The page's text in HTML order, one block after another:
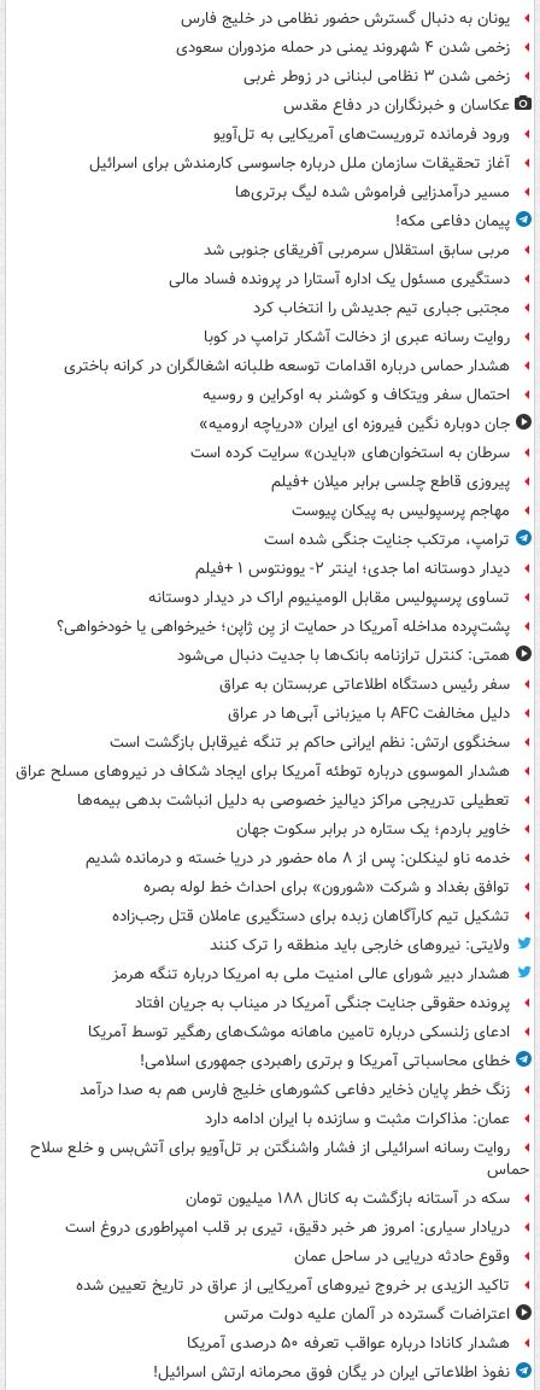
یونان به دنبال گسترش حضور نظامی در خلیج فارس
زخمی شدن ۴ شهروند یمنی در حمله مزدوران سعودی
زخمی شدن ۳ نظامی لبنانی در زوطر غربی
عکاسان و خبرنگاران در دفاع مقدس
ورود فرمانده تروریست‌های آمریکایی به تل‌آویو
آغاز تحقیقات سازمان ملل درباره جاسوسی کارمندش برای اسرائیل
مسیر درآمدزایی فراموش شده لیگ برتری‌ها
پیمان دفاعی مکه!
مربی سابق استقلال سرمربی آفریقای جنوبی شد
دستگیری مسئول یک اداره آستارا در پرونده فساد مالی
مجتبی جباری تیم جدیدش را انتخاب کرد
روایت رسانه عبری از دخالت آشکار ترامپ در کوبا
هشدار حماس درباره اقدامات توسعه طلبانه اشغالگران در کرانه باختری
احتمال سفر ویتکاف و کوشنر به اوکراین و روسیه
جان دوباره نگین فیروزه ای ایران «دریاچه ارومیه»
سرطان به استخوان‌های «بایدن» سرایت کرده است
پیروزی قاطع چلسی برابر میلان +فیلم
مهاجم پرسپولیس به پیکان پیوست
ترامپ، مرتکب جنایت جنگی شده است
دیدار دوستانه اما جدی؛ اینتر ۲- یوونتوس ۱ +فیلم
تساوی پرسپولیس مقابل الومینیوم اراک در دیدار دوستانه
پشت‌پرده مداخله آمریکا در حمایت از یِن ژاپن؛ خیرخواهی یا خودخواهی؟
همتی: کنترل ترازنامه بانک‌ها با جدیت دنبال می‌شود
سفر رئیس دستگاه اطلاعاتی عربستان به عراق
دلیل مخالفت AFC با میزبانی آبی‌ها در عراق
سخنگوی ارتش: نظم ایرانی حاکم بر تنگه غیرقابل بازگشت است
هشدار الموسوی درباره توطئه آمریکا برای ایجاد شکاف در نیروهای مسلح عراق
تعطیلی تدریجی مراکز دیالیز خصوصی به دلیل انباشت بدهی بیمه‌ها
خاویر باردم؛ یک ستاره در برابر سکوت جهان
خدمه ناو لینکلن: پس از ۸ ماه حضور در دریا خسته و درمانده‌ شدیم
توافق بغداد و شرکت «شورون» برای احداث خط لوله بصره
تشکیل تیم کارآگاهان زبده برای دستگیری عاملان قتل رجب‌زاده
ولایتی: نیروهای خارجی باید منطقه را ترک کنند
هشدار دبیر شورای عالی امنیت ملی به امریکا درباره تنگه هرمز
پرونده حقوقی جنایت جنگی آمریکا در میناب به جریان افتاد
ادعای زلنسکی درباره تامین ماهانه موشک‌های رهگیر توسط آمریکا
خطای محاسباتی آمریکا و برتری راهبردی جمهوری اسلامی!
زنگ خطر پایان ذخایر دفاعی کشورهای خلیج فارس هم به صدا درآمد
عمان: مذاکرات مثبت و سازنده با ایران ادامه دارد
روایت رسانه اسرائیلی از فشار واشنگتن بر تل‌آویو برای آتش‌بس و خلع سلاح
حماس
سکه در آستانه بازگشت به کانال ۱۸۸ میلیون تومان
دریادار سیاری: امروز هر خبر دقیق، تیری بر قلب امپراطوری دروغ است
وقوع حادثه دریایی در ساحل عمان
تاکید الزیدی بر خروج نیروهای آمریکایی از عراق در تاریخ تعیین شده
اعتراضات گسترده در آلمان علیه دولت مرتس
هشدار کانادا درباره عواقب تعرفه ۵۰ درصدی آمریکا
نفوذ اطلاعاتی ایران در یگان فوق محرمانه ارتش اسرائیل!